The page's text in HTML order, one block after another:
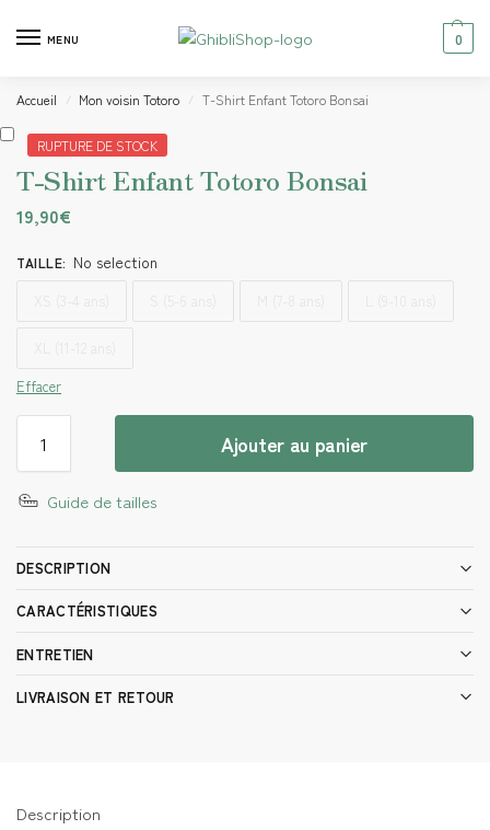
MENU 0
Accueil / Mon voisin Totoro / T-Shirt Enfant Totoro Bonsai
RUPTURE DE STOCK
T-Shirt Enfant Totoro Bonsai
19,90€
TAILLE: No selection
Effacer
Ajouter au panier
Guide de tailles
DESCRIPTION
CARACTÉRISTIQUES
ENTRETIEN
LIVRAISON ET RETOUR
Description